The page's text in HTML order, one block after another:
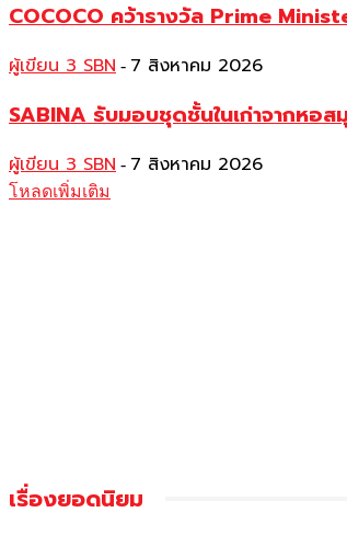
COCOCO คว้ารางวัล Prime
ผู้เขียน 3 SBN - 7 สิงหาคม 2026
SABINA รับมอบชุดชั้นในเก่าจากหอ
ผู้เขียน 3 SBN - 7 สิงหาคม 2026
โหลดเพิ่มเติม
เรื่องยอดนิยม